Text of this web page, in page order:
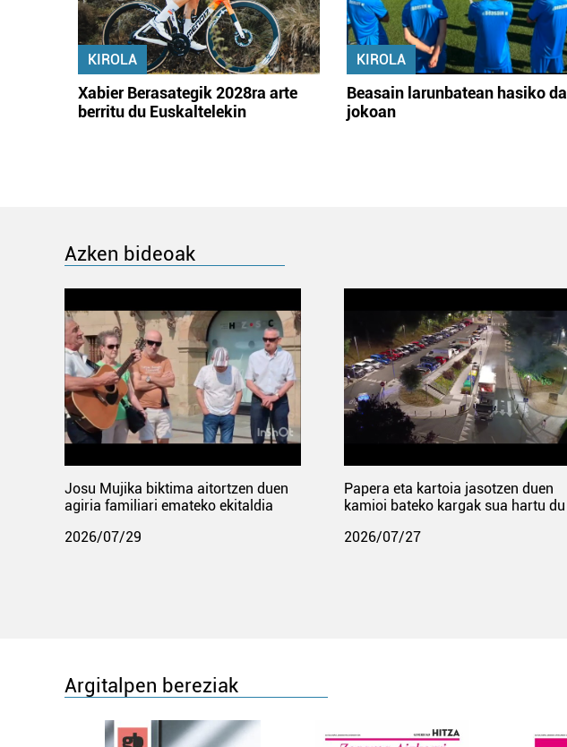
KIROLA
Xabier Berasategik 2028ra arte
berritu du Euskaltelekin
KIROLA
Beasain larunbatean hasiko da
jokoan
Azken bideoak
Josu Mujika biktima aitortzen duen
agiria familiari emateko ekitaldia
2026/07/29
Papera eta kartoia jasotzen duen
kamioi bateko kargak sua hartu du
2026/07/27
Argitalpen bereziak